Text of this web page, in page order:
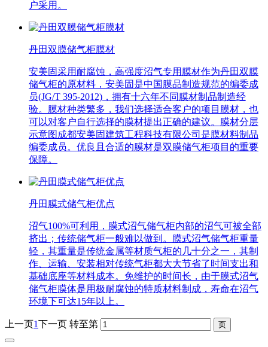
户采用。
丹田双膜储气柜膜材
安美固采用耐腐蚀，高强度沼气专用膜材作为丹田双膜
储气柜的原材料，安美固是中国膜品制造规范的编委成
员(JG/T 395-2012)，拥有十六年不同膜材制品制造经
验。膜材种类繁多，我们选择适合客户的项目膜材，也
可以对客户自行选择的膜材提出正确的建议。膜材分层
示意图成都安美固建筑工程科技有限公司是膜材料制品
编委成员。优良且合适的膜材是双膜储气柜项目的重要
保障。
丹田膜式储气柜优点
沼气100%可利用，膜式沼气储气柜内部的沼气可被全部
挤出；传统储气柜一般难以做到。膜式沼气储气柜重量
轻，其重量是传统金属等材质气柜的几十分之一，其制
作、运输、安装相对传统气柜都大大节省了时间支出和
基础底座等材料成本。免维护的时间长，由于膜式沼气
储气柜膜体是用极耐腐蚀的特质材料制成，寿命在沼气
环境下可达15年以上。
上一页1下一页 转至第